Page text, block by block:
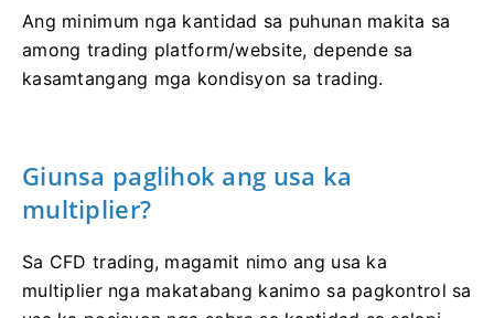
Ang minimum nga kantidad sa puhunan makita sa
among trading platform/website, depende sa
kasamtangang mga kondisyon sa trading.
Giunsa paglihok ang usa ka
multiplier?
Sa CFD trading, magamit nimo ang usa ka
multiplier nga makatabang kanimo sa pagkontrol sa